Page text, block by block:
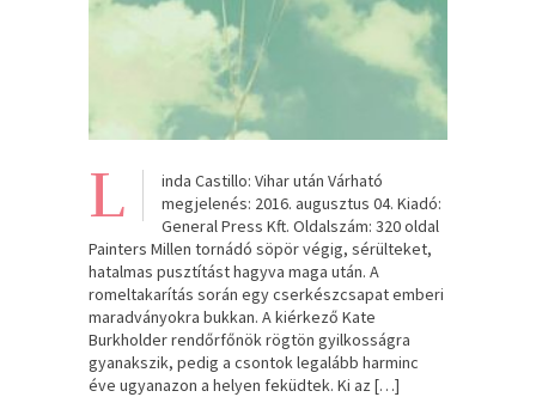
L
inda Castillo: Vihar után Várható
megjelenés: 2016. augusztus 04. Kiadó:
General Press Kft. Oldalszám: 320 oldal
Painters Millen tornádó söpör végig, sérülteket,
hatalmas pusztítást hagyva maga után. A
romeltakarítás során egy cserkészcsapat emberi
maradványokra bukkan. A kiérkező Kate
Burkholder rendőrfőnök rögtön gyilkosságra
gyanakszik, pedig a csontok legalább harminc
éve ugyanazon a helyen feküdtek. Ki az […]